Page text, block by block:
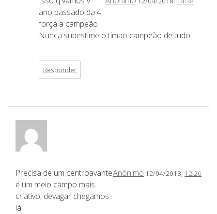
ano passado da 4
força a campeão
Nunca subestime o timao campeão de tudo
Responder
Anônimo 12/04/2018, 12:26
Precisa de um centroavante
é um meio campo mais
criativo, devagar chegamos
lá